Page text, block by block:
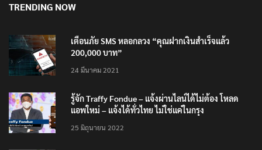
TRENDING NOW
เตือนภัย SMS หลอกลวง “คุณฝากเงินสำเร็จแล้ว
200,000 บาท”
24 มีนาคม 2021
รู้จัก Traffy Fondue – แจ้งผ่านไลน์ได้ไม่ต้อง โหลด
แอพใหม่ – แจ้งได้ทั่วไทย ไม่ใช่แค่ในกรุง
25 มิถุนายน 2022